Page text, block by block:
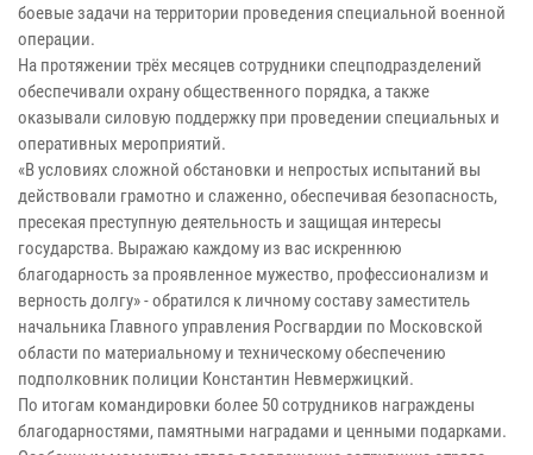
боевые задачи на территории проведения специальной военной
операции.
На протяжении трёх месяцев сотрудники спецподразделений
обеспечивали охрану общественного порядка, а также
оказывали силовую поддержку при проведении специальных и
оперативных мероприятий.
«В условиях сложной обстановки и непростых испытаний вы
действовали грамотно и слаженно, обеспечивая безопасность,
пресекая преступную деятельность и защищая интересы
государства. Выражаю каждому из вас искреннюю
благодарность за проявленное мужество, профессионализм и
верность долгу» - обратился к личному составу заместитель
начальника Главного управления Росгвардии по Московской
области по материальному и техническому обеспечению
подполковник полиции Константин Невмержицкий.
По итогам командировки более 50 сотрудников награждены
благодарностями, памятными наградами и ценными подарками.